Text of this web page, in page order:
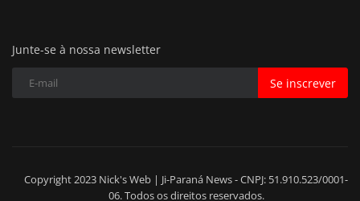
Junte-se à nossa newsletter
Se inscrever
Copyright 2023 Nick's Web | Ji-Paraná News - CNPJ: 51.910.523/0001-
06. Todos os direitos reservados.